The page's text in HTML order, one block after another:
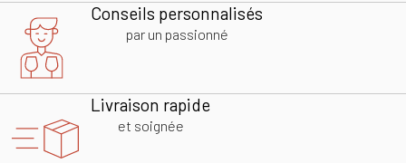
Conseils personnalisés
par un passionné
Livraison rapide
et soignée